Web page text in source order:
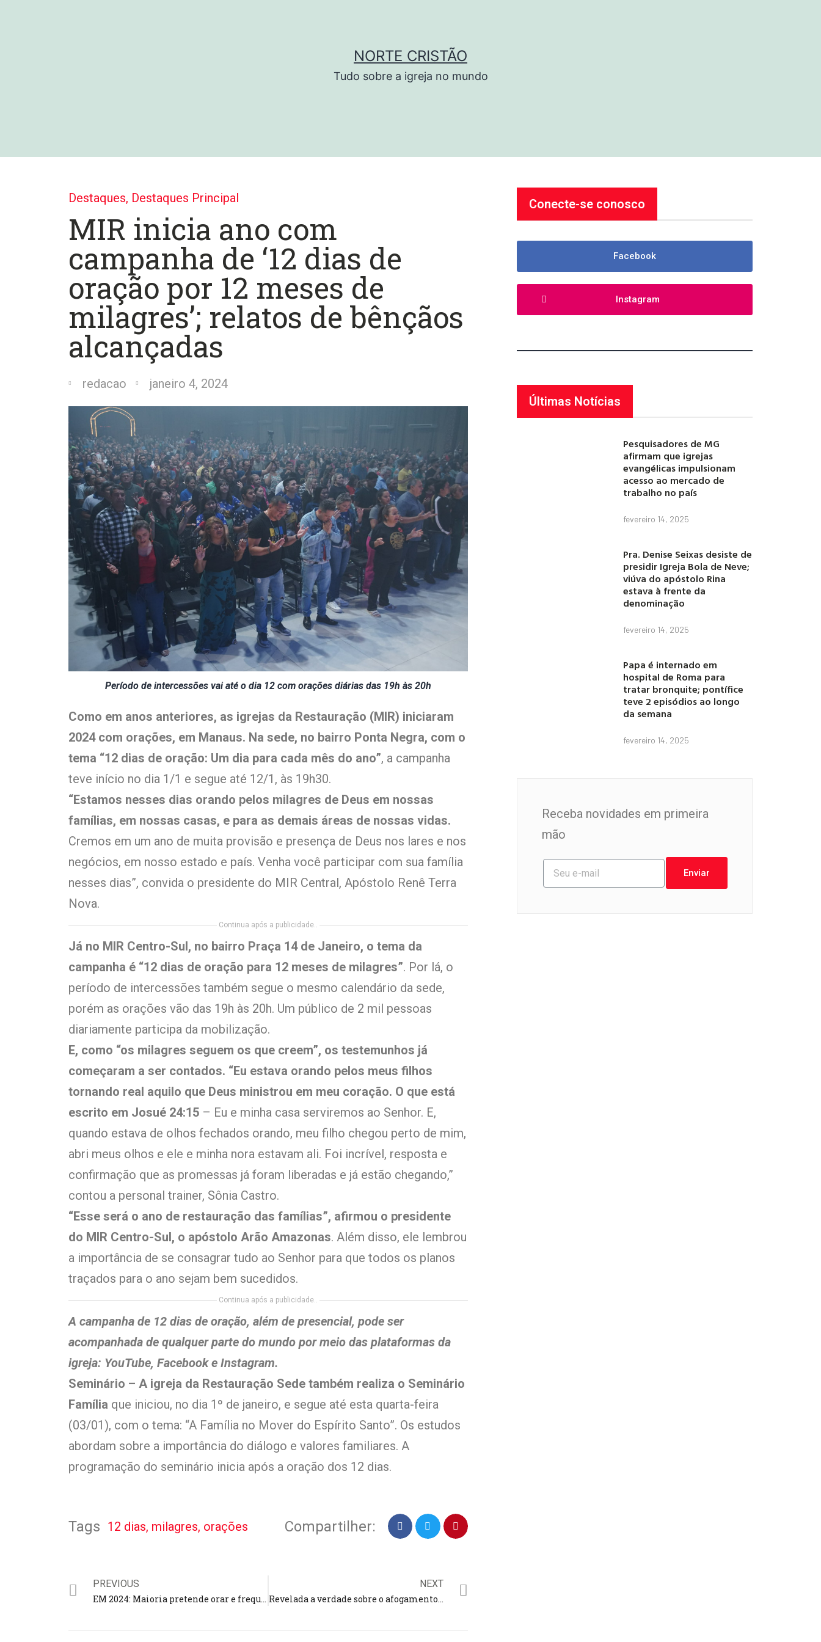
NORTE CRISTÃO
Tudo sobre a igreja no mundo
Destaques, Destaques Principal
MIR inicia ano com
campanha de ‘12 dias de
oração por 12 meses de
milagres’; relatos de bênçãos
alcançadas
redacao janeiro 4, 2024
Período de intercessões vai até o dia 12 com orações diárias das 19h às 20h
Como em anos anteriores, as igrejas da Restauração (MIR) iniciaram
2024 com orações, em Manaus. Na sede, no bairro Ponta Negra, com o
tema “12 dias de oração: Um dia para cada mês do ano”, a campanha
teve início no dia 1/1 e segue até 12/1, às 19h30.
“Estamos nesses dias orando pelos milagres de Deus em nossas
famílias, em nossas casas, e para as demais áreas de nossas vidas.
Cremos em um ano de muita provisão e presença de Deus nos lares e nos
negócios, em nosso estado e país. Venha você participar com sua família
nesses dias”, convida o presidente do MIR Central, Apóstolo Renê Terra
Nova.
Continua após a publicidade..
Já no MIR Centro-Sul, no bairro Praça 14 de Janeiro, o tema da
campanha é “12 dias de oração para 12 meses de milagres”. Por lá, o
período de intercessões também segue o mesmo calendário da sede,
porém as orações vão das 19h às 20h. Um público de 2 mil pessoas
diariamente participa da mobilização.
E, como “os milagres seguem os que creem”, os testemunhos já
começaram a ser contados. “Eu estava orando pelos meus filhos
tornando real aquilo que Deus ministrou em meu coração. O que está
escrito em Josué 24:15 – Eu e minha casa serviremos ao Senhor. E,
quando estava de olhos fechados orando, meu filho chegou perto de mim,
abri meus olhos e ele e minha nora estavam ali. Foi incrível, resposta e
confirmação que as promessas já foram liberadas e já estão chegando,”
contou a personal trainer, Sônia Castro.
“Esse será o ano de restauração das famílias”, afirmou o presidente
do MIR Centro-Sul, o apóstolo Arão Amazonas. Além disso, ele lembrou
a importância de se consagrar tudo ao Senhor para que todos os planos
traçados para o ano sejam bem sucedidos.
Continua após a publicidade..
A campanha de 12 dias de oração, além de presencial, pode ser
acompanhada de qualquer parte do mundo por meio das plataformas da
igreja: YouTube, Facebook e Instagram.
Seminário – A igreja da Restauração Sede também realiza o Seminário
Família que iniciou, no dia 1º de janeiro, e segue até esta quarta-feira
(03/01), com o tema: “A Família no Mover do Espírito Santo”. Os estudos
abordam sobre a importância do diálogo e valores familiares. A
programação do seminário inicia após a oração dos 12 dias.
Tags 12 dias, milagres, orações Compartilher:
PREVIOUS
EM 2024: Maioria pretende orar e frequentar mais a igreja; 47% se sentem mais esperançosos, diz pesquisa
NEXT
Revelada a verdade sobre o afogamento do marido da cantora evangélica Sulamita Alves em rio de Tocantins
Conecte-se conosco
Facebook
Instagram
Últimas Notícias
Pesquisadores de MG
afirmam que igrejas
evangélicas impulsionam
acesso ao mercado de
trabalho no país
fevereiro 14, 2025
Pra. Denise Seixas desiste de
presidir Igreja Bola de Neve;
viúva do apóstolo Rina
estava à frente da
denominação
fevereiro 14, 2025
Papa é internado em
hospital de Roma para
tratar bronquite; pontífice
teve 2 episódios ao longo
da semana
fevereiro 14, 2025
Receba novidades em primeira
mão
Enviar